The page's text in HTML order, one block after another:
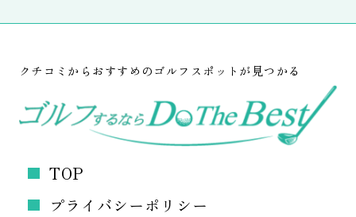
クチコミからおすすめのゴルフスポットが見つかる
TOP
プライバシーポリシー